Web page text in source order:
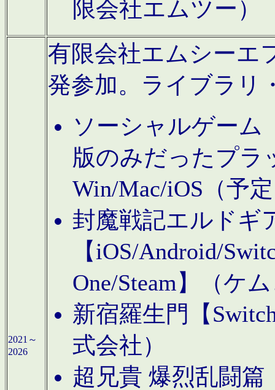
限会社エムツー）
2021～
2026
有限会社エムシーエ
発参加。ライブラリ
ソーシャルゲーム
版のみだったプラ
Win/Mac/iOS（予
封魔戦記エルドギ
【iOS/Android/
One/Steam】（ケ
新宿羅生門【
式会社）
超兄貴 爆烈乱闘篇